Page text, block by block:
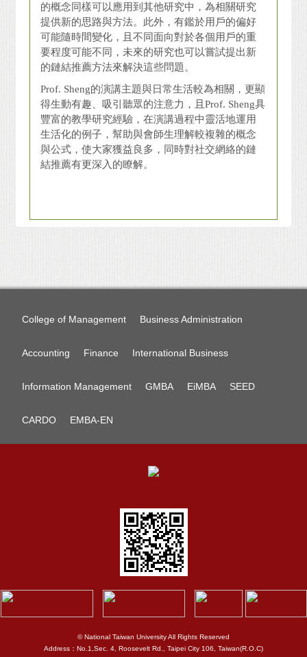
的概念同樣可以應用到其他研究中，為相關研究
提供新的思路與方法。此外，有鑑於用戶的偏好
可能隨時間變化，且不同面向對於各個用戶的重
要程度可能不同，未來的研究也可以嘗試提出新
的鏈結推薦方法來解決這些問題。
Prof. Sheng的演講主題與日常生活較為相關，更顯
得生動有趣、吸引聽眾的注意力，且Prof. Sheng具
豐富的教學研究經驗，在演講過程中靈活地運用
生活化的例子，幫助與會師生理解較複雜的概念
與公式，使大家獲益良多，同時對社交網絡的鏈
結推薦有更深入的瞭解。
College of Management Business Administration
Accounting Finance International Business
Information Management GMBA EiMBA SEED
CARDO EMBA-EN
© National Taiwan University All Rights Reserved
Address：No.1,Sec. 4, Roosevelt Rd., Taipei City 106, Taiwan(R.O.C)